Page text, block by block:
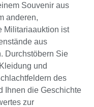
Souvenir aus
anderen,
Militariaauktion ist
aus
Durchstöbern Sie
und
des
Ihnen die Geschichte
zur